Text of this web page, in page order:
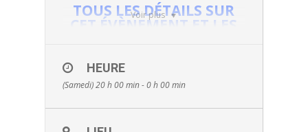
Voir plus
TOUS LES DÉTAILS SUR
CET ÉVÈNEMENT ET LES
HEURE
(Samedi) 20 h 00 min - 0 h 00 min